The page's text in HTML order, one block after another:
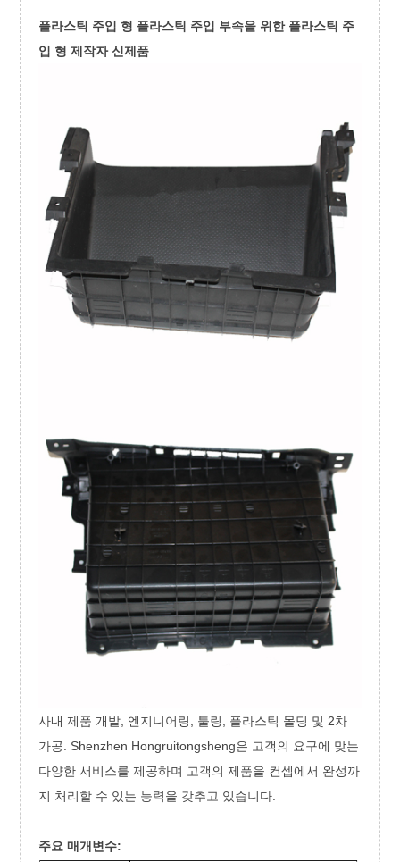
플라스틱 주입 형 플라스틱 주입 부속을 위한 플라스틱 주
입 형 제작자 신제품
사내 제품 개발, 엔지니어링, 툴링, 플라스틱 몰딩 및 2차
가공. Shenzhen Hongruitongsheng은 고객의 요구에 맞는
다양한 서비스를 제공하며 고객의 제품을 컨셉에서 완성까
지 처리할 수 있는 능력을 갖추고 있습니다.
주요 매개변수: